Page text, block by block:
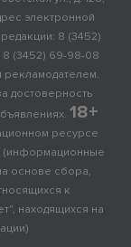
электронной
8 (3452)
(3452) 69-98-08
рекламодателем.
достоверность
18+
ресурсе
(информационные
основе сбора,
к
находящихся на